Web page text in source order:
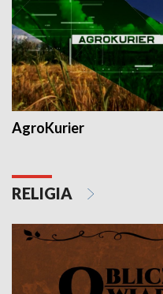
AgroKurier
RELIGIA